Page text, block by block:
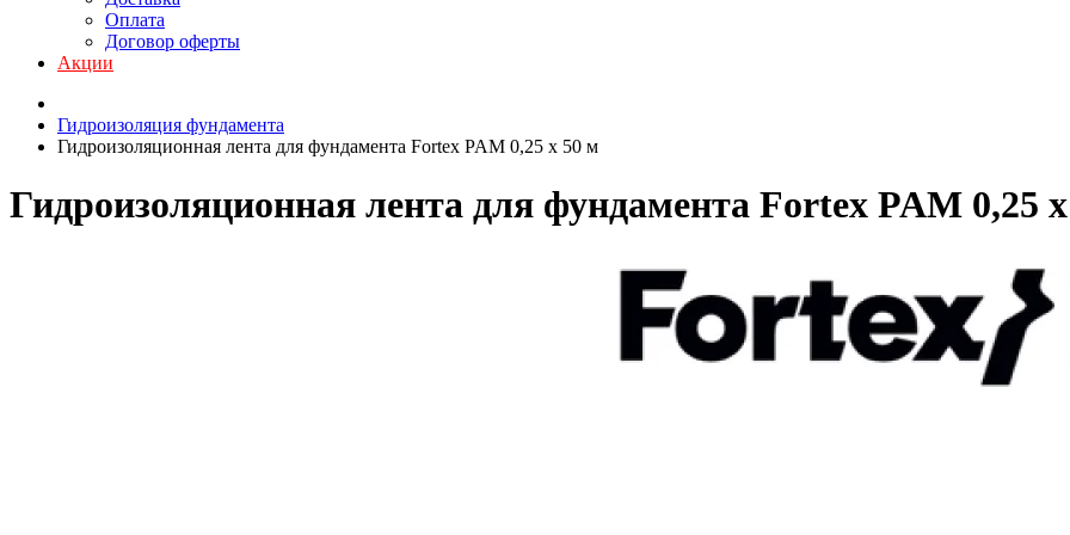
Оплата
Договор оферты
Акции
Гидроизоляция фундамента
Гидроизоляционная лента для фундамента Fortex PAM 0,25 х 50 м
Гидроизоляционная лента для фундамента Fortex PAM 0,25